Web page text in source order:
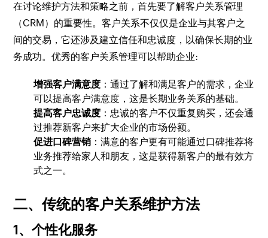
在讨论维护方法和策略之前，首先要了解客户关系管理
（CRM）的重要性。客户关系不仅仅是企业与其客户之
间的交易，它还涉及建立信任和忠诚度，以确保长期的业
务成功。优秀的客户关系管理可以帮助企业:
增强客户满意度 ：通过了解和满足客户的需求，企业
可以提高客户满意度，这是长期业务关系的基础。
提高客户忠诚度 ：忠诚的客户不仅重复购买，还会通
过推荐新客户来扩大企业的市场份额。
促进口碑营销 ：满意的客户更有可能通过口碑推荐将
业务推荐给家人和朋友，这是获得新客户的最有效方
式之一。
二、传统的客户关系维护方法
1、个性化服务